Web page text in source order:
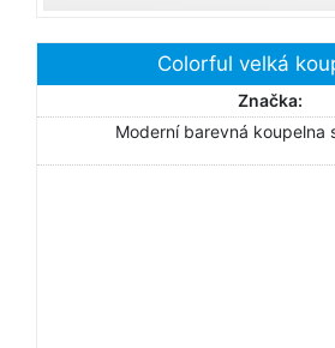
Colorful velká
Značka:
Moderní barevná koupelna